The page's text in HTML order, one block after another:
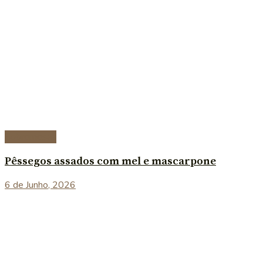
Pêssegos assados com mel e mascarpone
6 de Junho, 2026